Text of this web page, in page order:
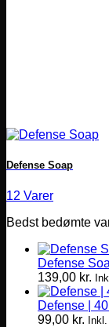
Defense Soap
12 Varer
Bedst bedømte
Defense
139,00 kr.
Defense |
99,00 kr.